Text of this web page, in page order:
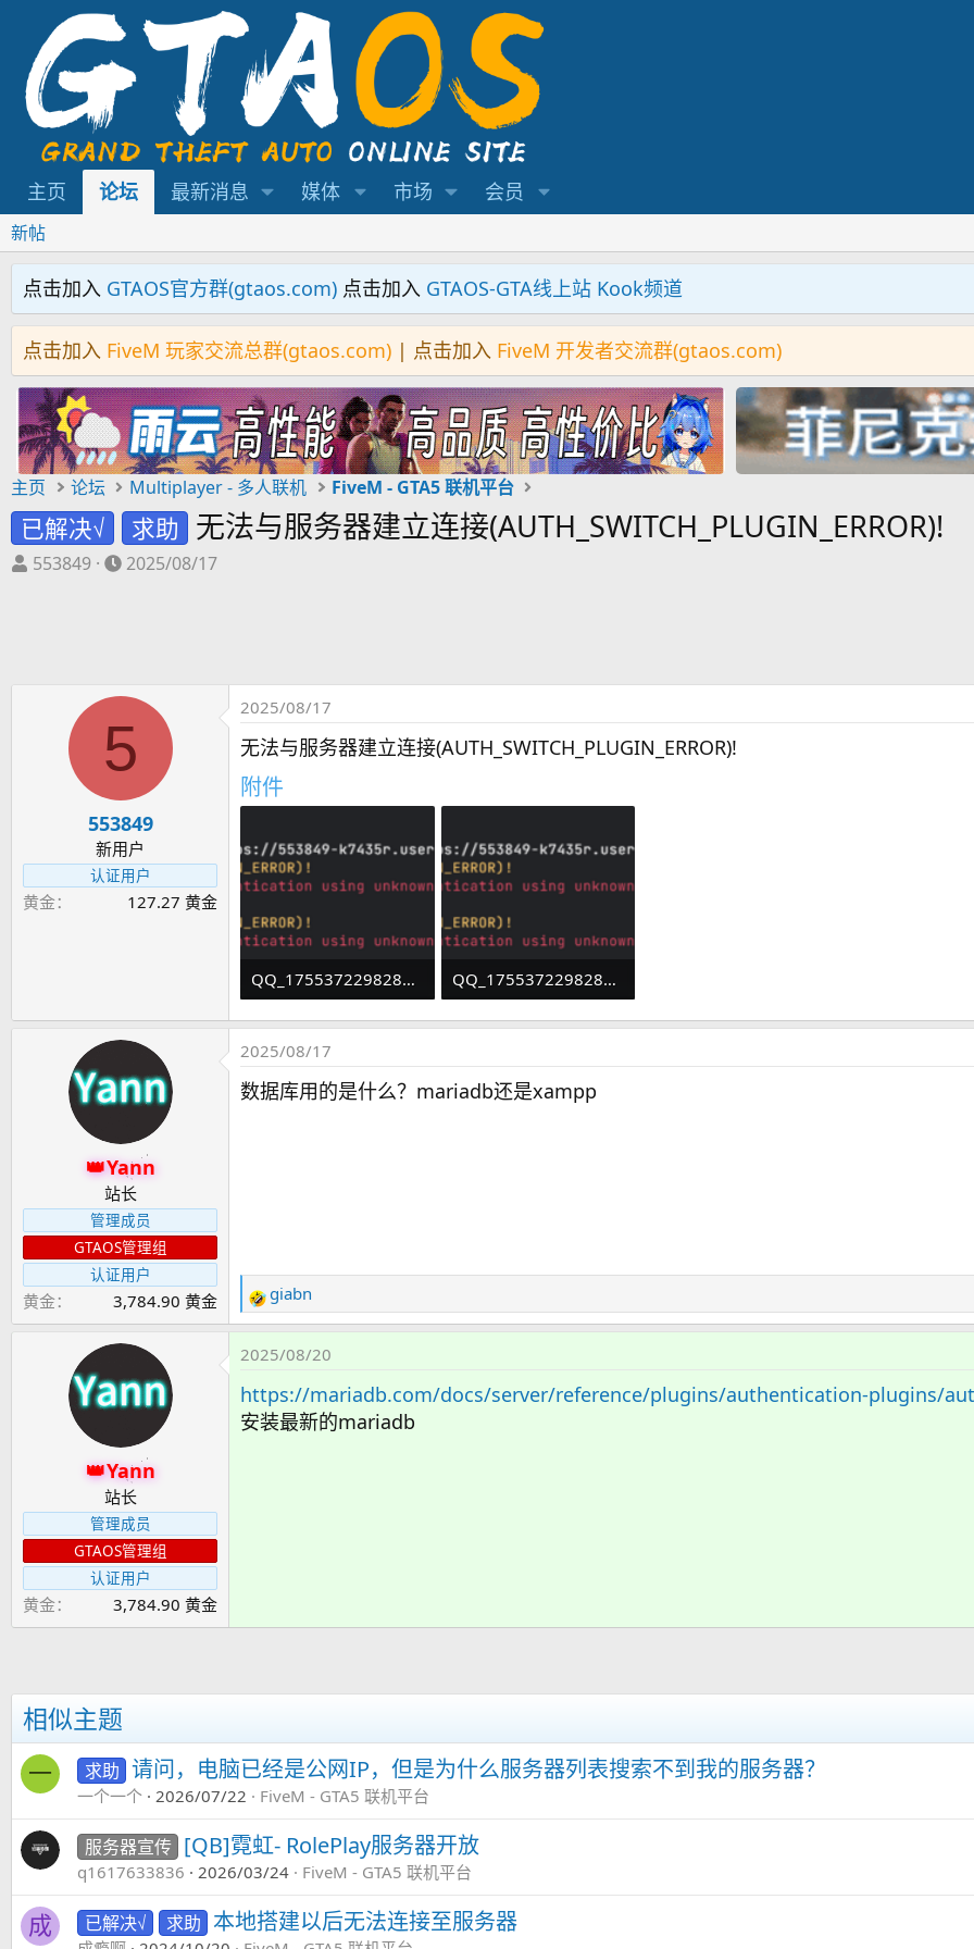
主页 论坛 最新消息 媒体 市场 会员
新帖
点击加入 GTAOS官方群(gtaos.com) 点击加入 GTAOS-GTA线上站 Kook频道
点击加入 FiveM 玩家交流总群(gtaos.com) | 点击加入 FiveM 开发者交流群(gtaos.com)
主页 论坛 Multiplayer - 多人联机 FiveM - GTA5 联机平台
已解决√ 求助 无法与服务器建立连接(AUTH_SWITCH_PLUGIN_ERROR)!
主
553849
开
2025/08/17
5
553849
新用户
认证用户
黄金 127.27 黄金
2025/08/17
无法与服务器建立连接(AUTH_SWITCH_PLUGIN_ERROR)!
附件
QQ_1755372298285.png
50.8 KB · 查看： 18
QQ_1755372298285.png
50.8 KB · 查看： 18
Yann
站长
管理成员
GTAOS管理组
认证用户
黄金 3,784.90 黄金
2025/08/17
数据库用的是什么？mariadb还是xampp
反
馈
：
giabn
Yann
站长
管理成员
GTAOS管理组
认证用户
黄金 3,784.90 黄金
2025/08/20
https://mariadb.com/docs/server/reference/plugins/authentication-plugins/
安装最新的mariadb
相似主题
一 求助 请问，电脑已经是公网IP，但是为什么服务器列表搜索不到我的服务器？
一个一个 2026/07/22 FiveM - GTA5 联机平台
服务器宣传 [QB]霓虹- RolePlay服务器开放
q1617633836 2026/03/24 FiveM - GTA5 联机平台
成 已解决√ 求助 本地搭建以后无法连接至服务器